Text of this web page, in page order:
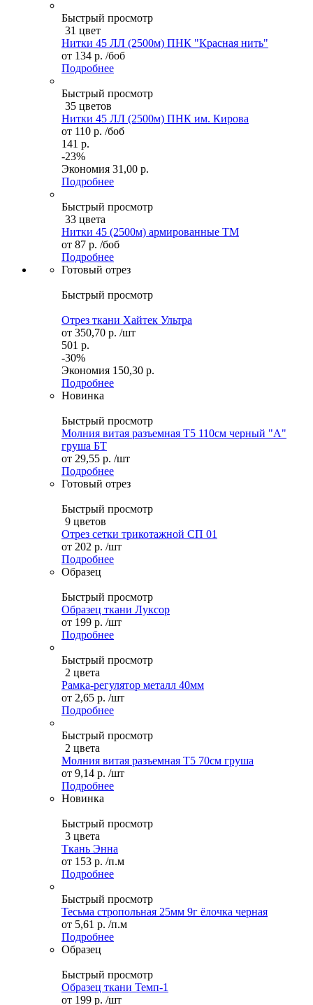
Быстрый просмотр
31 цвет
Нитки 45 ЛЛ (2500м) ПНК "Красная нить"
от 134 р. /боб
Подробнее
Быстрый просмотр
35 цветов
Нитки 45 ЛЛ (2500м) ПНК им. Кирова
от 110 р. /боб
141 р.
-23%
Экономия 31,00 р.
Подробнее
Быстрый просмотр
33 цвета
Нитки 45 (2500м) армированные ТМ
от 87 р. /боб
Подробнее
Готовый отрез
Быстрый просмотр
Отрез ткани Хайтек Ультра
от 350,70 р. /шт
501 р.
-30%
Экономия 150,30 р.
Подробнее
Новинка
Быстрый просмотр
Молния витая разъемная Т5 110см черный "А"
груша БТ
от 29,55 р. /шт
Подробнее
Готовый отрез
Быстрый просмотр
9 цветов
Отрез сетки трикотажной СП 01
от 202 р. /шт
Подробнее
Образец
Быстрый просмотр
Образец ткани Луксор
от 199 р. /шт
Подробнее
Быстрый просмотр
2 цвета
Рамка-регулятор металл 40мм
от 2,65 р. /шт
Подробнее
Быстрый просмотр
2 цвета
Молния витая разъемная Т5 70см груша
от 9,14 р. /шт
Подробнее
Новинка
Быстрый просмотр
3 цвета
Ткань Энна
от 153 р. /п.м
Подробнее
Быстрый просмотр
Тесьма стропольная 25мм 9г ёлочка черная
от 5,61 р. /п.м
Подробнее
Образец
Быстрый просмотр
Образец ткани Темп-1
от 199 р. /шт